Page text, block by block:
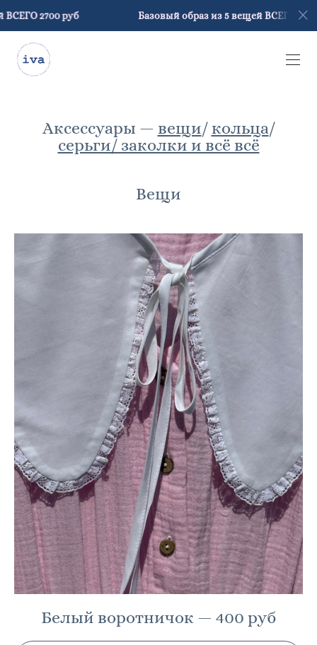
Базовый образ из 5 вещей ВСЕГО 2700 руб
Аксессуары — вещи/ кольца/
серьги/ заколки и всё всё
Вещи
Белый воротничок — 400 руб